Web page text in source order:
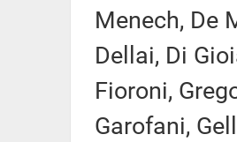
Menech, De
Dellai, Di
Fioroni,
Garofani,